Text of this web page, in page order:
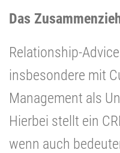
Das
Relationship-
insbesondere mit
Management als
Hierbei stellt ein
wenn auch